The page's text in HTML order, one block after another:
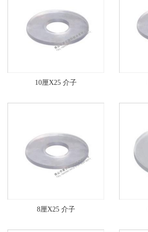
10厘X25 介子
8厘X25 介子